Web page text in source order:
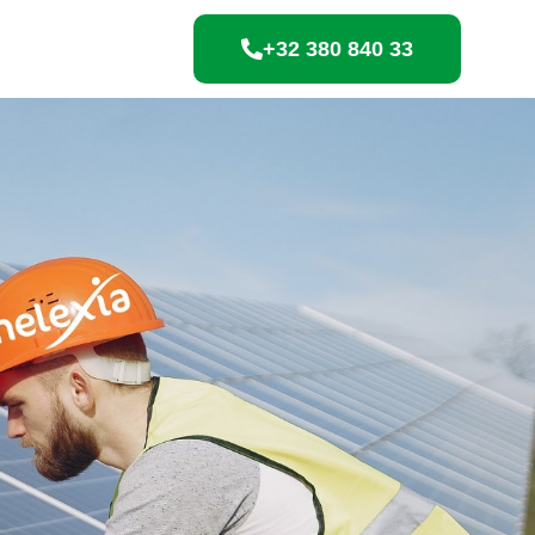
+32 380 840 33